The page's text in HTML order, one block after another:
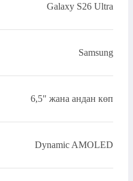
Galaxy S26 Ultra
Samsung
6,5" жана андан көп
Dynamic AMOLED